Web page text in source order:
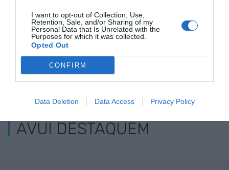
I want to opt-out of Collection, Use,
Retention, Sale, and/or Sharing of my
Personal Data that Is Unrelated with the
Purposes for which it was collected.
Opted Out
CONFIRM
Data Deletion Data Access Privacy Policy
ELS MÉS LLEGITS
AVUI DESTAQUEM